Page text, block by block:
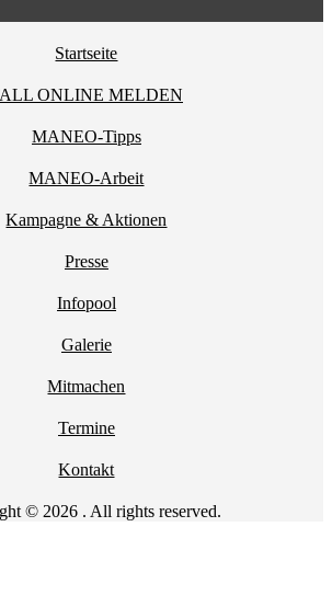
Startseite
ONLINE MELDEN
MANEO-Tipps
MANEO-Arbeit
Kampagne & Aktionen
Presse
Infopool
Galerie
Mitmachen
Termine
Kontakt
© 2026 . All rights reserved.